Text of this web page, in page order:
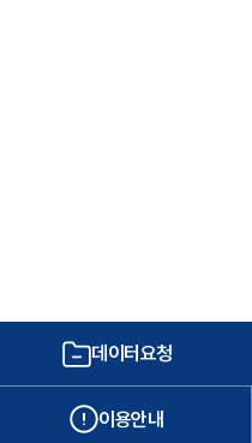
데이터요청
이용안내